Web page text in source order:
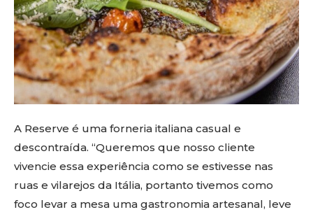
A Reserve é uma forneria italiana casual e
descontraída. “Queremos que nosso cliente
vivencie essa experiência como se estivesse nas
ruas e vilarejos da Itália, portanto tivemos como
foco levar a mesa uma gastronomia artesanal, leve